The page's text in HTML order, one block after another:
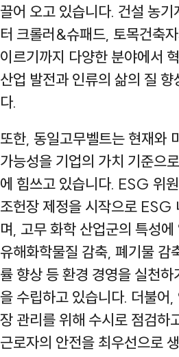
끌어 오고 있습니다. 건설 농
터 크롤러&슈패드, 토목건축
이르기까지 다양한 분야에서
산업 발전과 인류의 삶의 질 향
다.
또한, 동일고무벨트는 현재와
가능성을 기업의 가치 기준으
에 힘쓰고 있습니다. ESG 위
조헌장 제정을 시작으로 ESG
며, 고무 화학 산업군의 특성
유해화학물질 감축, 폐기물 감
률 향상 등 환경 경영을 실천
을 수립하고 있습니다. 더불어
장 관리를 위해 수시로 점검하
근로자의 안전을 최우선으로